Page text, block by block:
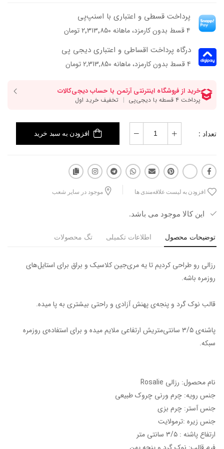
جنس آستر: چرم بزی
جنس زیره :ترمولایت
ارتفاع پاشنه : ۳/۵ سانتی متر
فرم قالب: نوک گرد و پنجه پهن
پاخور: سایز همیشگی خود را انتخاب کنید.
پرداخت قسطی و اعتباری با اسنپ‌پی
۴ قسط بدون کارمزد، ماهانه ۲٬۳۱۳٬۸۵۰ تومان
درگاه پرداخت اقساطی و اعتباری دیجی پی
۴ قسط بدون کارمزد، ماهانه 2,313,850 تومان
تعداد : افزودن به سبد خرید
افزودن به لیست علاقه‌مندی ها موجود در سایر شعب
این کالا موجود می باشد.
توضیحات محصول اطلاعات تکمیلی تگ محصولات
رزالی رو طراحی کردیم تا یه مری‌جین کلاسیک و براق برای استایل‌های
روزمره باشه.
قالب نوک گرد و پنجه‌ی پهنش آزادی و راحتی بیشتری به پا میده.
پاشنه‌ی ۳/۵ سانتی‌متریش ارتفاعی ملایم میده و برای استفاده‌ی روزمره
سبکه.
نام محصول: رزالی Rosalie
جنس رویه: چرم ورنی چروک طبیعی
جنس آستر: چرم بزی
جنس زیره :ترمولایت
ارتفاع پاشنه : ۳/۵ سانتی متر